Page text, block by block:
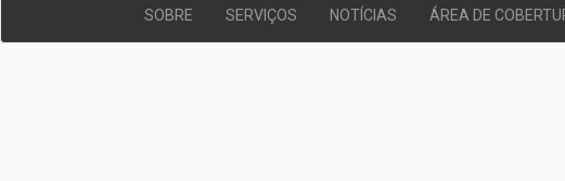
SOBRE SERVIÇOS NOTÍCIAS ÁREA DE